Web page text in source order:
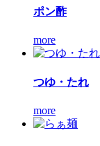
ポン酢
more
つゆ・たれ
more